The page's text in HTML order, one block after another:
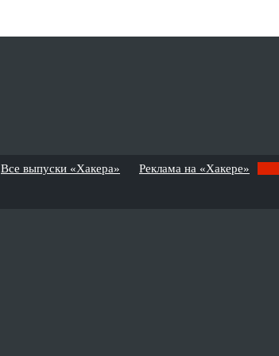
Все выпуски «Хакера» Реклама на «Хакере»